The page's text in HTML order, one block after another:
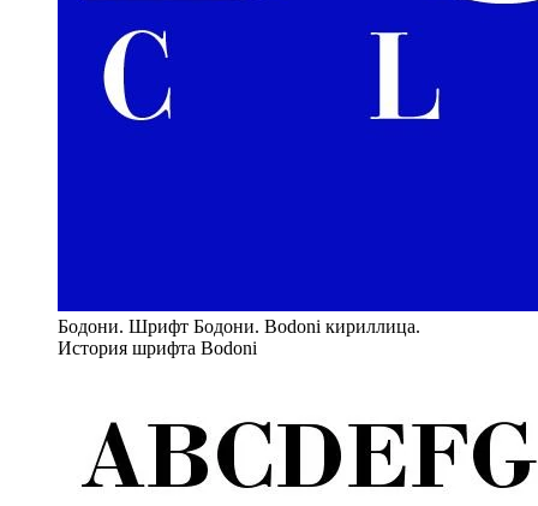
Бодони. Шрифт Бодони. Bodoni кириллица.
История шрифта Bodoni